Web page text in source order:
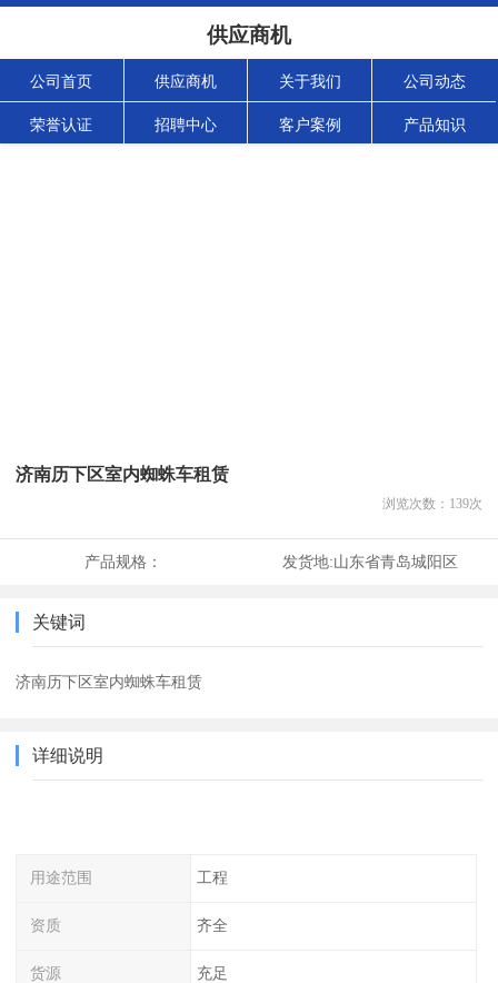
供应商机
公司首页 供应商机 关于我们 公司动态
荣誉认证 招聘中心 客户案例 产品知识
济南历下区室内蜘蛛车租赁
浏览次数： 139次
产品规格： 发货地:山东省青岛城阳区
关键词
济南历下区室内蜘蛛车租赁
详细说明
用途范围 工程
资质 齐全
货源 充足